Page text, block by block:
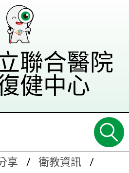
聯合醫院
健中心
享
衛教資訊